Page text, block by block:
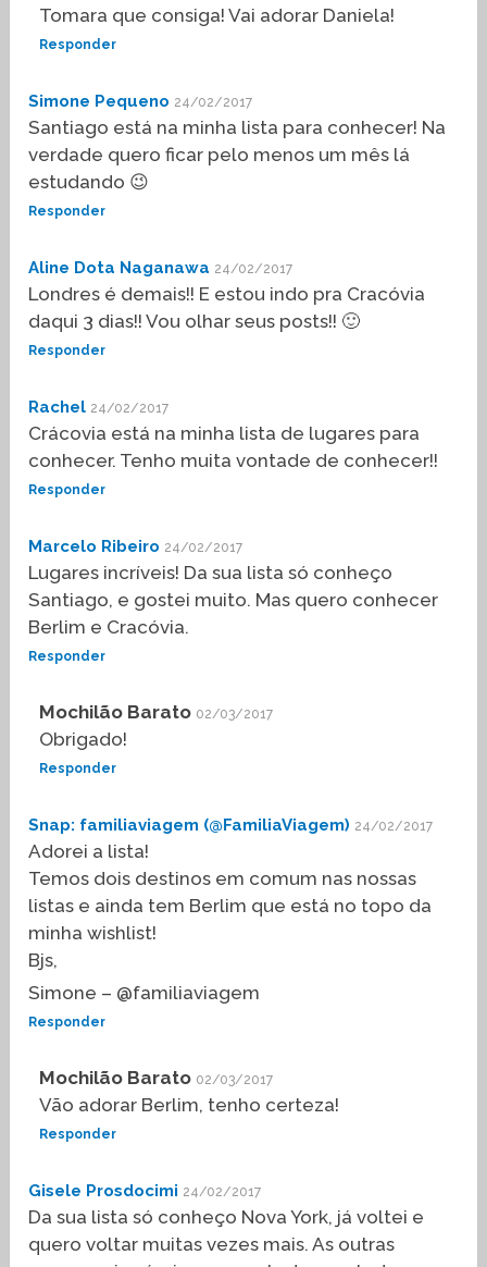
Tomara que consiga! Vai adorar Daniela!
Responder
Simone Pequeno 24/02/2017
Santiago está na minha lista para conhecer! Na
verdade quero ficar pelo menos um mês lá
estudando 😉
Responder
Aline Dota Naganawa 24/02/2017
Londres é demais!! E estou indo pra Cracóvia
daqui 3 dias!! Vou olhar seus posts!! 🙂
Responder
Rachel 24/02/2017
Crácovia está na minha lista de lugares para
conhecer. Tenho muita vontade de conhecer!!
Responder
Marcelo Ribeiro 24/02/2017
Lugares incríveis! Da sua lista só conheço
Santiago, e gostei muito. Mas quero conhecer
Berlim e Cracóvia.
Responder
Mochilão Barato 02/03/2017
Obrigado!
Responder
Snap: familiaviagem (@FamiliaViagem) 24/02/2017
Adorei a lista!
Temos dois destinos em comum nas nossas
listas e ainda tem Berlim que está no topo da
minha wishlist!
Bjs,
Simone – @familiaviagem
Responder
Mochilão Barato 02/03/2017
Vão adorar Berlim, tenho certeza!
Responder
Gisele Prosdocimi 24/02/2017
Da sua lista só conheço Nova York, já voltei e
quero voltar muitas vezes mais. As outras